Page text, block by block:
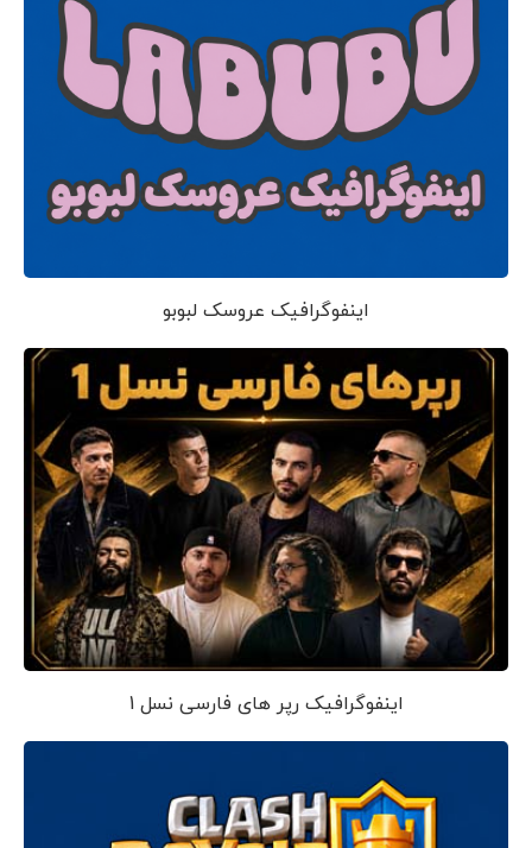
اینفوگرافیک عروسک لبوبو
اینفوگرافیک رپر های فارسی نسل 1